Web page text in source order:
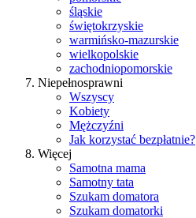
śląskie
świętokrzyskie
warmińsko-mazurskie
wielkopolskie
zachodniopomorskie
Niepełnosprawni
Wszyscy
Kobiety
Mężczyźni
Jak korzystać bezpłatnie?
Więcej
Samotna mama
Samotny tata
Szukam domatora
Szukam domatorki